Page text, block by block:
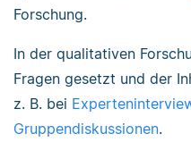
Forschung.
In der qualitativen
Fragen gesetzt und der
z. B. bei
Gruppendiskussionen.